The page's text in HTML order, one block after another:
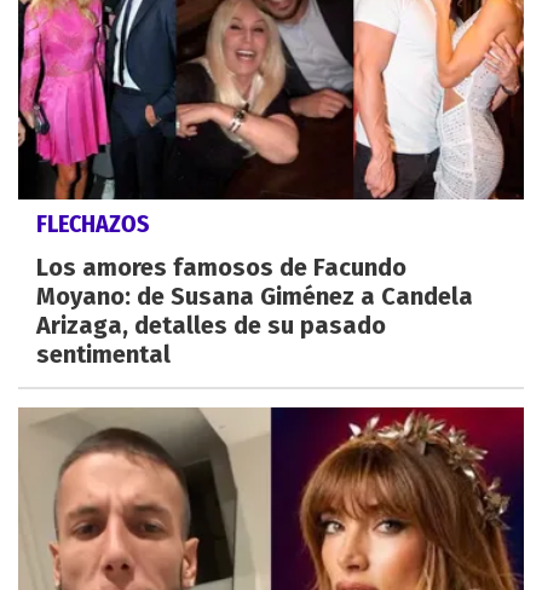
FLECHAZOS
Los amores famosos de Facundo
Moyano: de Susana Giménez a Candela
Arizaga, detalles de su pasado
sentimental